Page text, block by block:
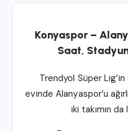
Konyaspor –
Saat,
Trendyol Süper
evinde Alanyaspor’u
iki takımın